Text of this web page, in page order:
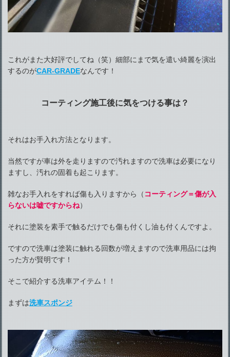
これがまた大好評でしてね（笑）細部にまで気を遣い綺麗を演出
するのがCAR-GRADEなんです！
コーティング施工後に気をつける事は？
それはお手入れ方法となります。
当然ですが車は外を走りますので汚れますので洗車は必要になり
ますし、汚れの固着も起こります。
雑なお手入れをすれば傷も入りますから（ コーティング＝傷が入
らないは嘘ですからね）
それに塗装を素手で触るだけでも傷も付くし油も付くんですよ。
ですので洗車は塗装に触れる回数が増えますので洗車用品には拘
った方が賢明です！
そこで紹介する洗車アイテム！！
まずは洗車スポンジ